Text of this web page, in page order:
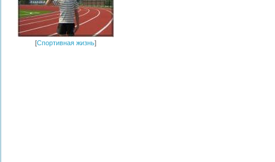
[Спортивная жизнь]